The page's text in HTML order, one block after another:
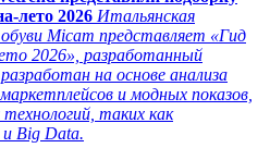
лето 2026 Итальянская
Micam представляет «Гид
2026», разработанный
на основе анализа
и модных показов,
таких как
Big Data.